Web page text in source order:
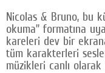
Nicolas & Bruno, bu
okuma” formatına
kareleri dev bir
tüm karakterleri
müzikleri canlı